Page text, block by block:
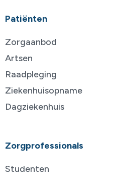
Patiënten
Zorgaanbod
Artsen
Raadpleging
Ziekenhuisopname
Dagziekenhuis
Zorgprofessionals
Studenten